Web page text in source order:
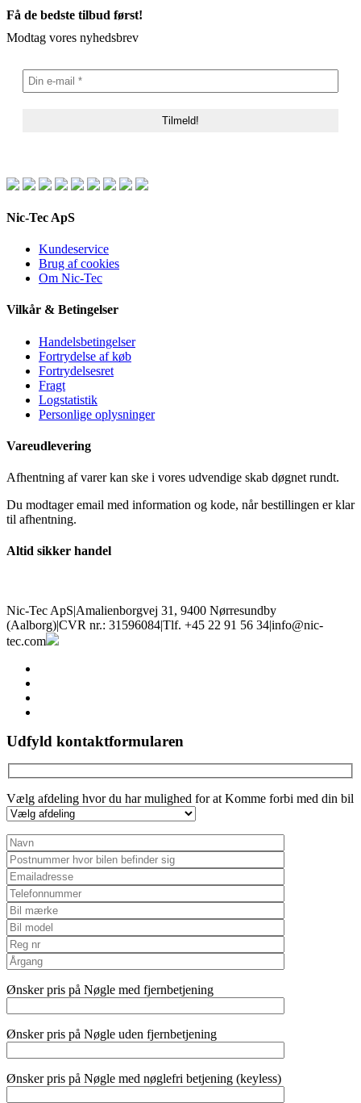
Få de bedste tilbud først!
Modtag vores nyhedsbrev
Nic-Tec ApS
Kundeservice
Brug af cookies
Om Nic-Tec
Vilkår & Betingelser
Handelsbetingelser
Fortrydelse af køb
Fortrydelsesret
Fragt
Logstatistik
Personlige oplysninger
Vareudlevering
Afhentning af varer kan ske i vores udvendige skab døgnet rundt.
Du modtager email med information og kode, når bestillingen er klar
til afhentning.
Altid sikker handel
Nic-Tec ApS|Amalienborgvej 31, 9400 Nørresundby
(Aalborg)|CVR nr.: 31596084|Tlf. +45 22 91 56 34|info@nic-
tec.com
Udfyld kontaktformularen
Vælg afdeling hvor du har mulighed for at Komme forbi med din bil
Ønsker pris på Nøgle med fjernbetjening
Ønsker pris på Nøgle uden fjernbetjening
Ønsker pris på Nøgle med nøglefri betjening (keyless)